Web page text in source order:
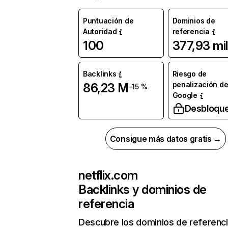
Puntuación de
Autoridad
100
Dominios de
referencia
377,93 mil
Backlinks
86,23 M-15 %
Riesgo de
penalización de
Google
Consigue más datos gratis →
netflix.com
Backlinks y dominios de
referencia
Descubre los dominios de